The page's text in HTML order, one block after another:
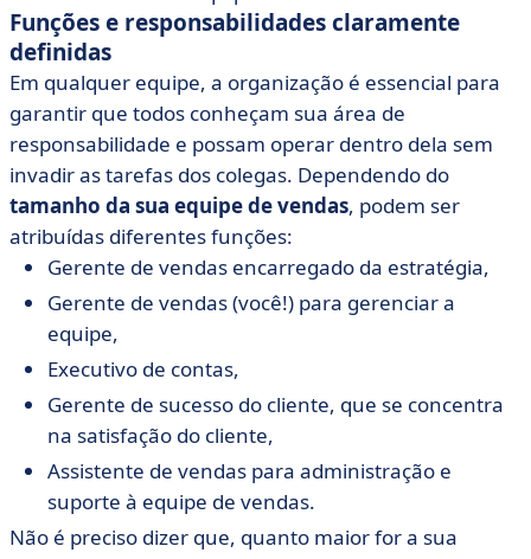
Funções e responsabilidades claramente
definidas
Em qualquer equipe, a organização é essencial para
garantir que todos conheçam sua área de
responsabilidade e possam operar dentro dela sem
invadir as tarefas dos colegas. Dependendo do
tamanho da sua equipe de vendas, podem ser
atribuídas diferentes funções:
Gerente de vendas encarregado da estratégia,
Gerente de vendas (você!) para gerenciar a
equipe,
Executivo de contas,
Gerente de sucesso do cliente, que se concentra
na satisfação do cliente,
Assistente de vendas para administração e
suporte à equipe de vendas.
Não é preciso dizer que, quanto maior for a sua